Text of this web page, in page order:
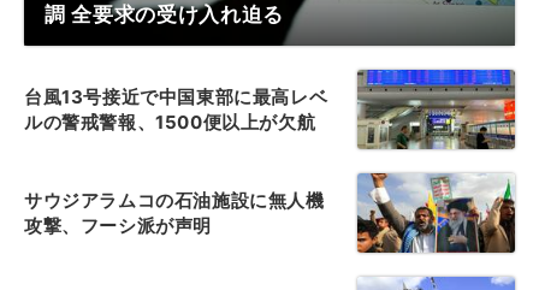
調 全要求の受け入れ迫る
台風13号接近で中国東部に最高レベ
ルの警戒警報、1500便以上が欠航
サウジアラムコの石油施設に無人機
攻撃、フーシ派が声明